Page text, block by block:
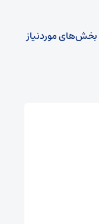
بخش‌های موردنیاز